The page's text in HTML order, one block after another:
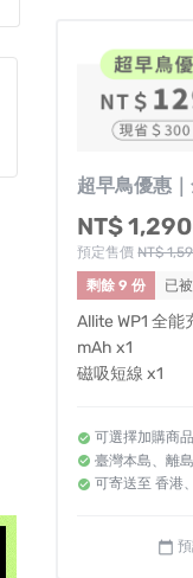
超早鳥優惠
NT$ 1,290
預定售價NT$
剩餘 9 份
已
Allite WP1 全
mAh x1
磁吸短線 x1
可選擇加購商品
臺灣本島、離
可寄送至 香港
calendar_today